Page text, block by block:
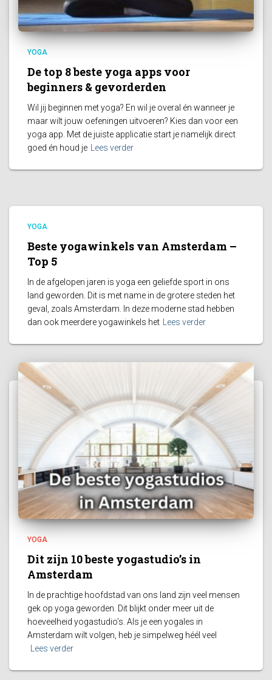
YOGA
De top 8 beste yoga apps voor
beginners & gevorderden
Wil jij beginnen met yoga? En wil je overal én wanneer je
maar wilt jouw oefeningen uitvoeren? Kies dan voor een
yoga app. Met de juiste applicatie start je namelijk direct
goed én houd je
Lees verder
YOGA
Beste yogawinkels van Amsterdam –
Top 5
In de afgelopen jaren is yoga een geliefde sport in ons
land geworden. Dit is met name in de grotere steden het
geval, zoals Amsterdam. In deze moderne stad hebben
dan ook meerdere yogawinkels het
Lees verder
YOGA
Dit zijn 10 beste yogastudio’s in
Amsterdam
In de prachtige hoofdstad van ons land zijn veel mensen
gek op yoga geworden. Dit blijkt onder meer uit de
hoeveelheid yogastudio’s. Als je een yogales in
Amsterdam wilt volgen, heb je simpelweg héél veel
Lees verder